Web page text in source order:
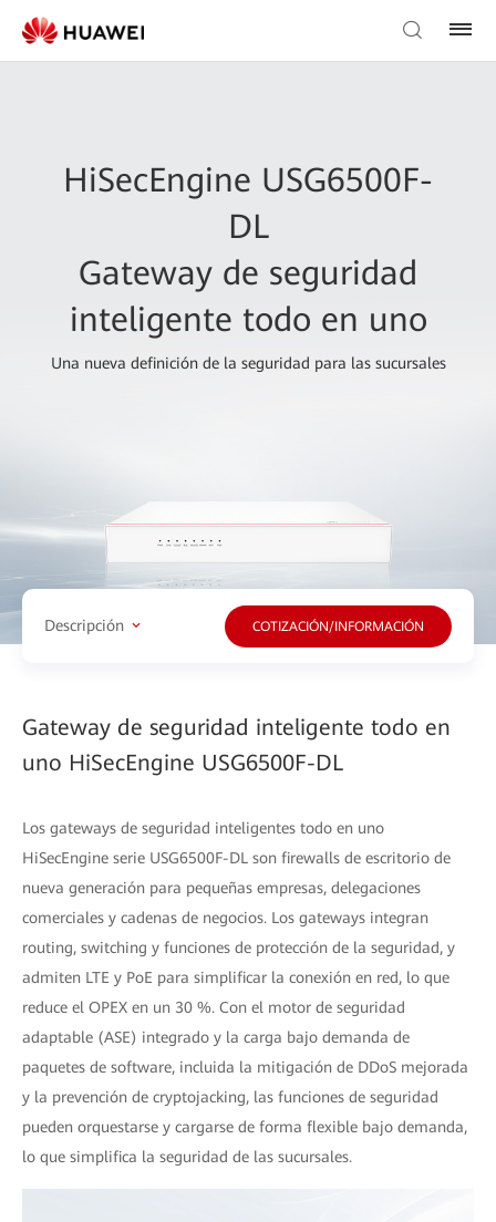
HiSecEngine USG6500F-
DL
Gateway de seguridad
inteligente todo en uno
Una nueva definición de la seguridad para las sucursales
Descripción COTIZACIÓN/INFORMACIÓN
Gateway de seguridad inteligente todo en
uno HiSecEngine USG6500F-DL
Los gateways de seguridad inteligentes todo en uno
HiSecEngine serie USG6500F-DL son firewalls de escritorio de
nueva generación para pequeñas empresas, delegaciones
comerciales y cadenas de negocios. Los gateways integran
routing, switching y funciones de protección de la seguridad, y
admiten LTE y PoE para simplificar la conexión en red, lo que
reduce el OPEX en un 30 %. Con el motor de seguridad
adaptable (ASE) integrado y la carga bajo demanda de
paquetes de software, incluida la mitigación de DDoS mejorada
y la prevención de cryptojacking, las funciones de seguridad
pueden orquestarse y cargarse de forma flexible bajo demanda,
lo que simplifica la seguridad de las sucursales.